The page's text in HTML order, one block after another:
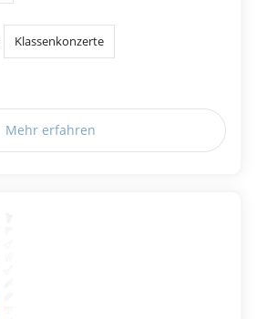
Klassenkonzerte
Mehr erfahren